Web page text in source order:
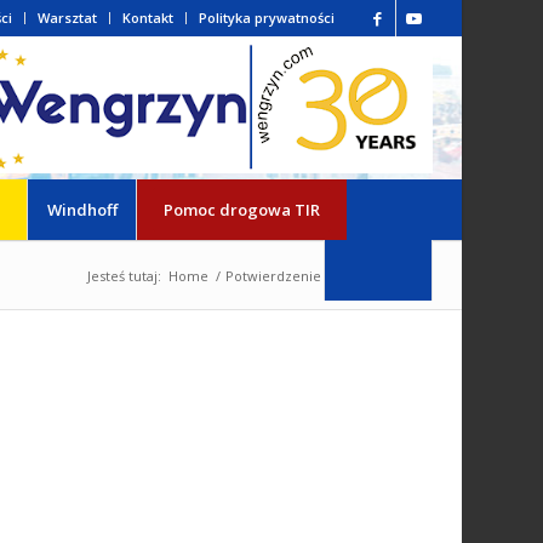
Warsztat Kontakt Polityka prywatności
Windhoff Pomoc drogowa TIR
Jesteś tutaj: Home / Potwierdzenie subskrypcji